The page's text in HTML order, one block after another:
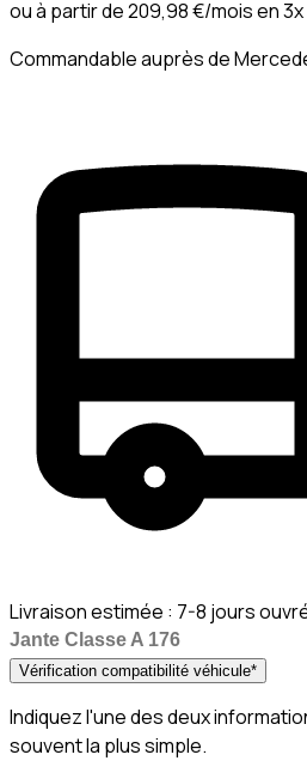
ou à partir de209,98 €/mois en
Commandable auprès de
Livraison estimée : 7-8 jours
Jante Classe A 176
Vérification compatibilité véhicule*
Indiquez l'une des deux
souvent la plus simple.